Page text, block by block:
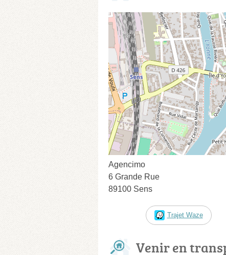
Agencimo
6 Grande Rue
89100 Sens
Trajet Waze
Venir en